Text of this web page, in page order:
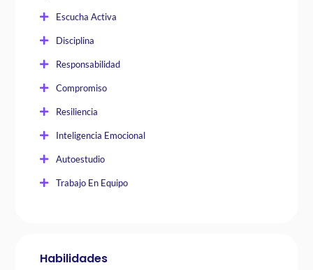
Escucha Activa
Disciplina
Responsabilidad
Compromiso
Resiliencia
Inteligencia Emocional
Autoestudio
Trabajo En Equipo
Habilidades